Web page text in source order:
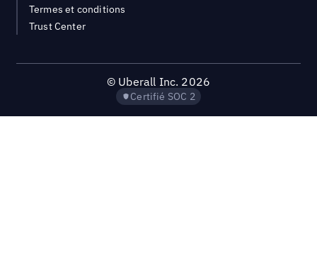
Termes et conditions
Trust Center
© Uberall Inc. 2026
Certifié SOC 2